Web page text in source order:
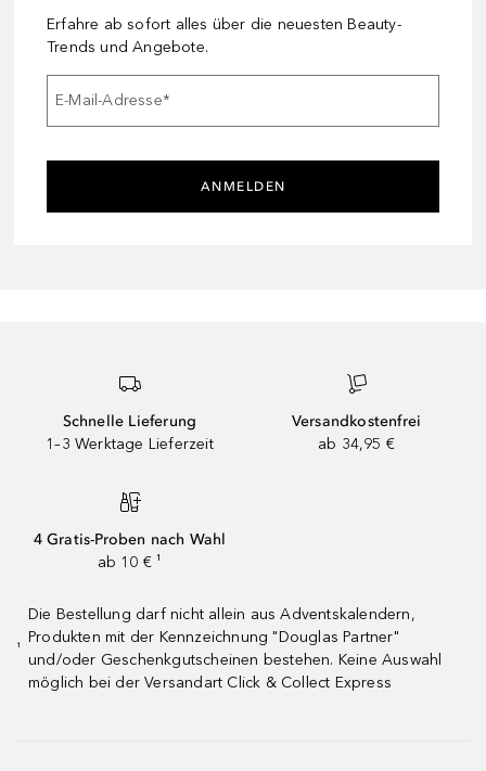
Erfahre ab sofort alles über die neuesten Beauty-
Trends und Angebote.
E-Mail-Adresse*
ANMELDEN
Schnelle Lieferung
1–3 Werktage Lieferzeit
Versandkostenfrei
ab 34,95 €
4 Gratis-Proben nach Wahl
ab 10 € ¹
¹
Die Bestellung darf nicht allein aus Adventskalendern,
Produkten mit der Kennzeichnung "Douglas Partner"
und/oder Geschenkgutscheinen bestehen. Keine Auswahl
möglich bei der Versandart Click & Collect Express